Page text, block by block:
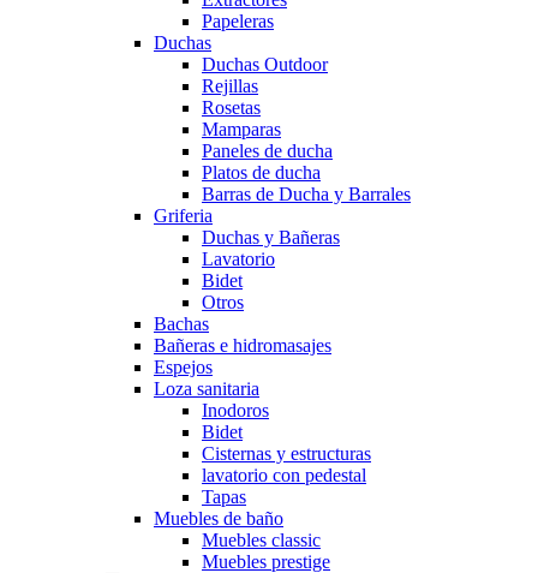
Papeleras
Duchas
Duchas Outdoor
Rejillas
Rosetas
Mamparas
Paneles de ducha
Platos de ducha
Barras de Ducha y Barrales
Griferia
Duchas y Bañeras
Lavatorio
Bidet
Otros
Bachas
Bañeras e hidromasajes
Espejos
Loza sanitaria
Inodoros
Bidet
Cisternas y estructuras
lavatorio con pedestal
Tapas
Muebles de baño
Muebles classic
Muebles prestige